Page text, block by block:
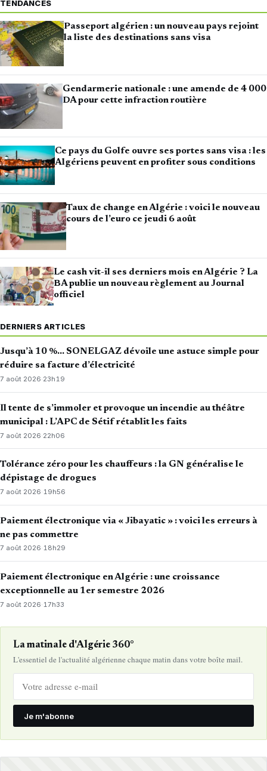
TENDANCES
Passeport algérien : un nouveau pays rejoint
la liste des destinations sans visa
Gendarmerie nationale : une amende de 4 000
DA pour cette infraction routière
Ce pays du Golfe ouvre ses portes sans visa : les
Algériens peuvent en profiter sous conditions
Taux de change en Algérie : voici le nouveau
cours de l’euro ce jeudi 6 août
Le cash vit-il ses derniers mois en Algérie ? La
BA publie un nouveau règlement au Journal
officiel
DERNIERS ARTICLES
Jusqu’à 10 %… SONELGAZ dévoile une astuce simple pour
réduire sa facture d’électricité
7 août 2026·23h19
Il tente de s’immoler et provoque un incendie au théâtre
municipal : L’APC de Sétif rétablit les faits
7 août 2026·22h06
Tolérance zéro pour les chauffeurs : la GN généralise le
dépistage de drogues
7 août 2026·19h56
Paiement électronique via « Jibayatic » : voici les erreurs à
ne pas commettre
7 août 2026·18h29
Paiement électronique en Algérie : une croissance
exceptionnelle au 1er semestre 2026
7 août 2026·17h33
La matinale d'Algérie 360°
L'essentiel de l'actualité algérienne chaque matin dans votre boîte mail.
Je m'abonne